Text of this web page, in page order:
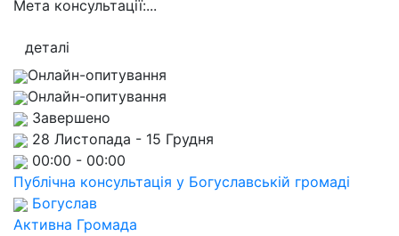
Мета консультації:...
деталі
Онлайн-опитування
Онлайн-опитування
Завершено
28 Листопада - 15 Грудня
00:00 - 00:00
Публічна консультація у Богуславській громаді
Богуслав
Активна Громада